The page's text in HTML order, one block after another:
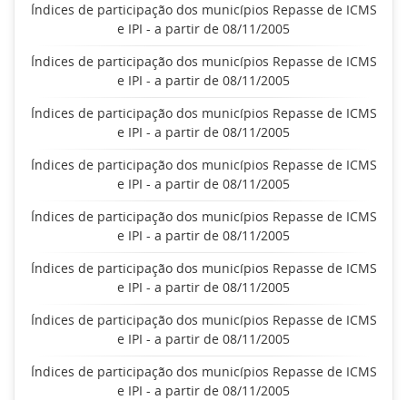
Índices de participação dos municípios Repasse de ICMS
e IPI - a partir de 08/11/2005
Índices de participação dos municípios Repasse de ICMS
e IPI - a partir de 08/11/2005
Índices de participação dos municípios Repasse de ICMS
e IPI - a partir de 08/11/2005
Índices de participação dos municípios Repasse de ICMS
e IPI - a partir de 08/11/2005
Índices de participação dos municípios Repasse de ICMS
e IPI - a partir de 08/11/2005
Índices de participação dos municípios Repasse de ICMS
e IPI - a partir de 08/11/2005
Índices de participação dos municípios Repasse de ICMS
e IPI - a partir de 08/11/2005
Índices de participação dos municípios Repasse de ICMS
e IPI - a partir de 08/11/2005